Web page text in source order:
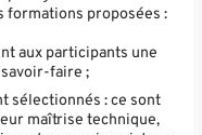
formations proposées :
aux participants une
faire ;
sélectionnés : ce sont
maîtrise technique,